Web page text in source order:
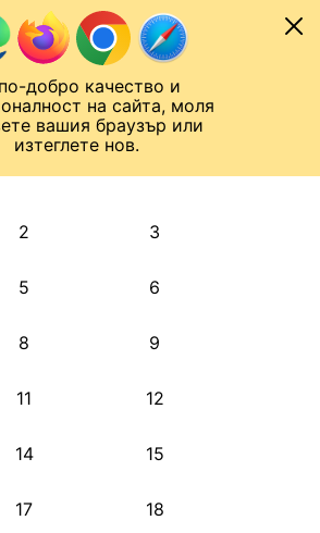
добро качество и
на сайта, моля
вашия браузър или
изтеглете нов.
2 3
5 6
8 9
11 12
14 15
17 18